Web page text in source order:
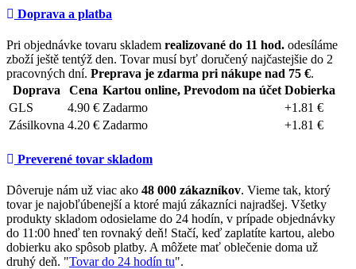
Doprava a platba
Pri objednávke tovaru skladem realizované do 11 hod. odesíláme
zboží ještě tentýž den. Tovar musí byť doručený najčastejšie do 2
pracovných dní. Preprava je zdarma pri nákupe nad 75 €.
Doprava
Cena Kartou online, Prevodom na účet Dobierka
GLS
4.90 € Zadarmo
+1.81 €
Zásilkovna 4.20 € Zadarmo +1.81 €
Preverené tovar skladom
Dôveruje nám už viac ako 48 000 zákazníkov. Vieme tak, ktorý
tovar je najobľúbenejší a ktoré majú zákazníci najradšej. Všetky
produkty skladom odosielame do 24 hodín, v prípade objednávky
do 11:00 hneď ten rovnaký deň! Stačí, keď zaplatíte kartou, alebo
dobierku ako spôsob platby. A môžete mať oblečenie doma už
druhý deň. "Tovar do 24 hodín tu".